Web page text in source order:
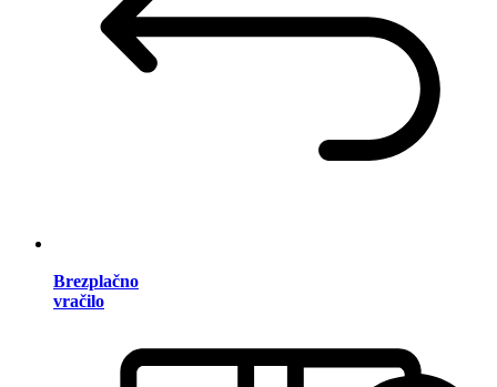
Brezplačno
vračilo